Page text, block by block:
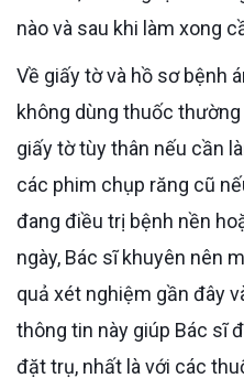
nào và sau khi làm xong
Về giấy tờ và hồ sơ bệnh án, nếu Cô khỏe mạnh,
không dùng thuốc
giấy tờ tùy thân nếu cần
các phim chụp răng cũ
đang điều trị bệnh nền
ngày, Bác sĩ khuyên nên
quả xét nghiệm gần đây
thông tin này giúp Bác sĩ
đặt trụ, nhất là với các